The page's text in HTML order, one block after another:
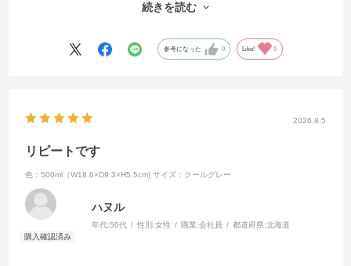
450mlサイズはちょうど良く残り物の保管や作り置きに利用してます
透明度も高く一目で中身が分かり冷蔵庫の中も整頓できます。
そのままレンジ出来るので快適です。
続きを読む
参考になった 0 Like! 0
2026.8.5
リピートです
色：500ml（W18.6×D9.3×H5.5cm) サイズ：クールグレー
ハヌル
年代:50代 性別:女性 職業:会社員 都道府県:北海道